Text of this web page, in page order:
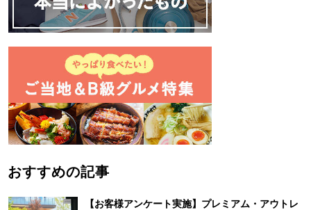
おすすめの記事
【お客様アンケート実施】プレミアム・アウトレ